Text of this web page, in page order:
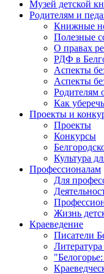
Музей детской
Родителям и
Книжные
Полезные
О правах
РДФ в
Аспекты
Аспекты
Родителям
Как
Проекты и
Проекты
Конкурсы
Культура
Профессионалам
Для
Жизнь
Краеведение
Писатели